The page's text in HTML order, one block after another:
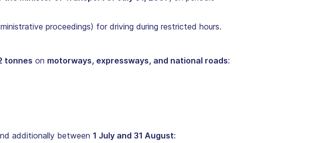
proceedings) for driving during restricted hours.
tonnes on motorways, expressways, and national roads:
additionally between 1 July and 31 August: